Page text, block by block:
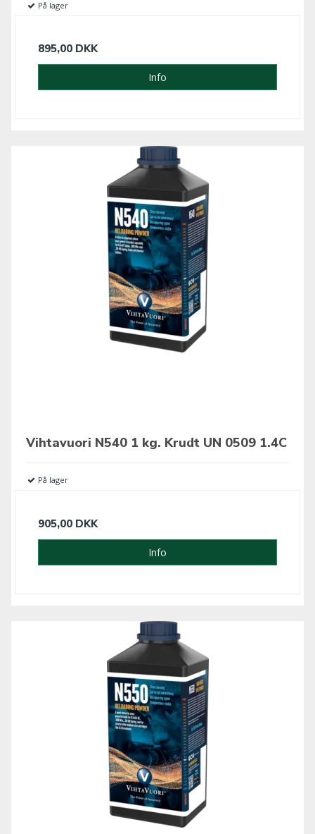
På lager
895,00 DKK
Info
Vihtavuori N540 1 kg. Krudt UN 0509 1.4C
På lager
905,00 DKK
Info